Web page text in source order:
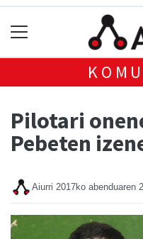
Pilotari
Pebeten
Aiurri 2017ko abenduaren